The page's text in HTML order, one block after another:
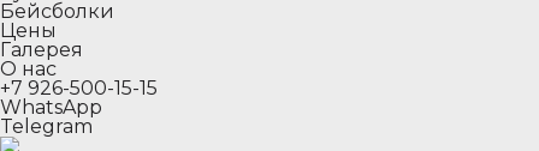
Бейсболки
Цены
Галерея
О нас
+7 926-500-15-15
WhatsApp
Telegram